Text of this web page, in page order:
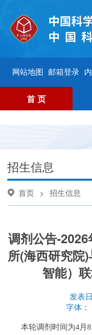
网站地图 邮箱登录
首 页
招生信息
首页 > 招生信息
调剂公告-
所(海西研究院
智能）
发表
字体：
本轮调剂时间为4月8